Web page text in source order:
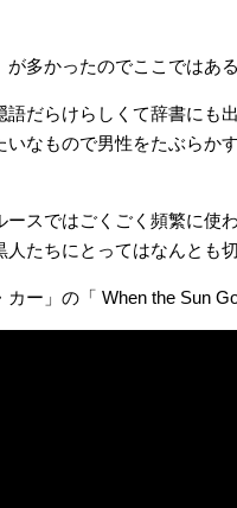
が多かったのでここではあ
だらけらしくて辞書にも
なもので男性をたぶらか
ースではごくごく頻繁に
たちにとってはなんとも
ー」の「 When the Sun